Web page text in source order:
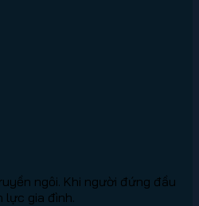
ngôi. Khi người đứng đầu
lực gia đình.